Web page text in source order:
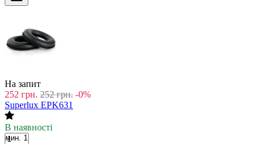
На запит
252 грн. 252 грн. -0%
Superlux EPK631
В наявності
мин. 1